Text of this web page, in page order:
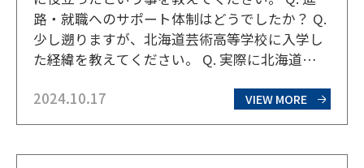
路・就職へのサポート体制はどうでしたか？ Q.
少し遡りますが、北海道芸術高等学校に入学し
た経緯を教えてください。 Q. 実際に北海道芸術
道芸術高等学校で学び成長したと感じる点はあ
りますか？ Q. 現在の仕事内容…
2024.10.17 VIEW MORE